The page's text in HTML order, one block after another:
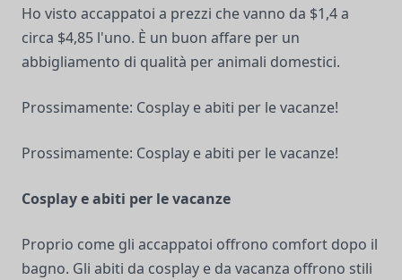
Ho visto accappatoi a prezzi che vanno da $1,4 a
circa $4,85 l'uno. È un buon affare per un
abbigliamento di qualità per animali domestici.
Prossimamente: Cosplay e abiti per le vacanze!
Prossimamente: Cosplay e abiti per le vacanze!
Cosplay e abiti per le vacanze
Proprio come gli accappatoi offrono comfort dopo il
bagno. Gli abiti da cosplay e da vacanza offrono stili